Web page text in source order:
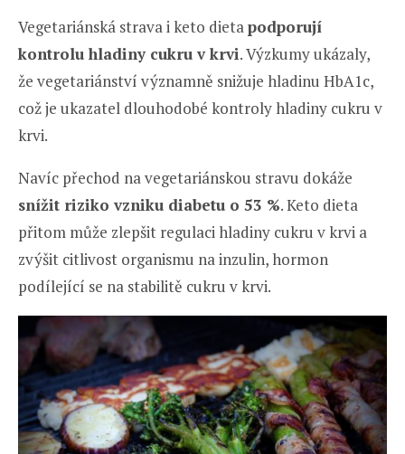
Vegetariánská strava i keto dietapodporují
kontrolu hladiny cukru v krvi. Výzkumy ukázaly,
že vegetariánství významně snižuje hladinu HbA1c,
což je ukazatel dlouhodobé kontroly hladiny cukru v
krvi.
Navíc přechod na vegetariánskou stravu dokáže
snížit riziko vzniku diabetu o 53 %. Keto dieta
přitom může zlepšit regulaci hladiny cukru v krvi a
zvýšit citlivost organismu na inzulin, hormon
podílející se na stabilitě cukru v krvi.